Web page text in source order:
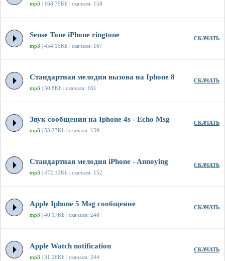
mp3 | 168.79Kb | скачали: 158
Sense Tone iPhone ringtone
mp3 | 454.15Kb | скачали: 167
СКАЧАТЬ
Стандартная мелодия вызова на Iphone 8
mp3 | 50.8Kb | скачали: 161
СКАЧАТЬ
Звук сообщения на Iphone 4s - Echo Msg
mp3 | 53.23Kb | скачали: 159
СКАЧАТЬ
Стандартная мелодия iPhone - Annoying
mp3 | 472.12Kb | скачали: 152
СКАЧАТЬ
Apple Iphone 5 Msg сообщение
mp3 | 40.17Kb | скачали: 248
СКАЧАТЬ
Apple Watch notification
mp3 | 31.26Kb | скачали: 244
СКАЧАТЬ